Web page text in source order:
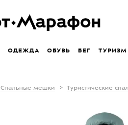
ОДЕЖДА ОБУВЬ БЕГ ТУРИЗМ
Спальные мешки Туристические